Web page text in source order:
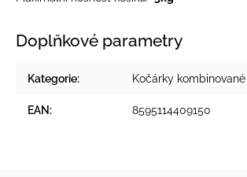
Doplňkové parametry
Kategorie: Kočárky kombinované
EAN: 8595114409150